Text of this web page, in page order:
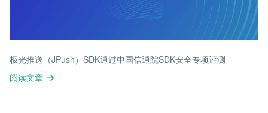
极光推送（JPush）SDK通过中国信通院SDK安全专项评测
阅读文章